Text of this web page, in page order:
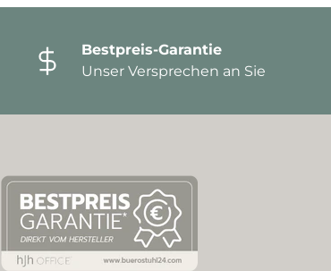
Bestpreis-Garantie
Unser Versprechen an Sie